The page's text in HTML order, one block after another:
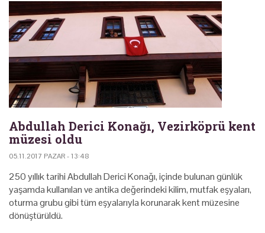
Abdullah Derici Konağı, Vezirköprü kent
müzesi oldu
05.11.2017 PAZAR - 13:48
250 yıllık tarihi Abdullah Derici Konağı, içinde bulunan günlük
yaşamda kullanılan ve antika değerindeki kilim, mutfak eşyaları,
oturma grubu gibi tüm eşyalarıyla korunarak kent müzesine
dönüştürüldü.